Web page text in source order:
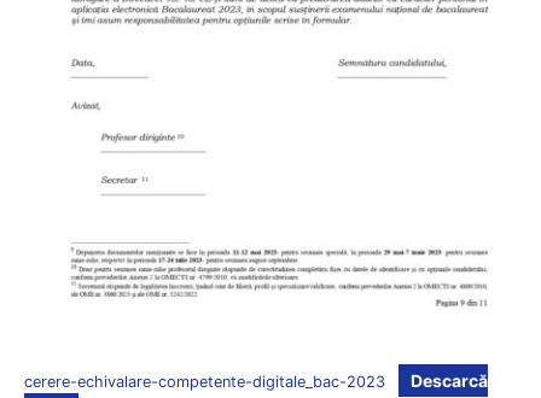
cerere-echivalare-competente-digitale_bac-2023
Descarcă